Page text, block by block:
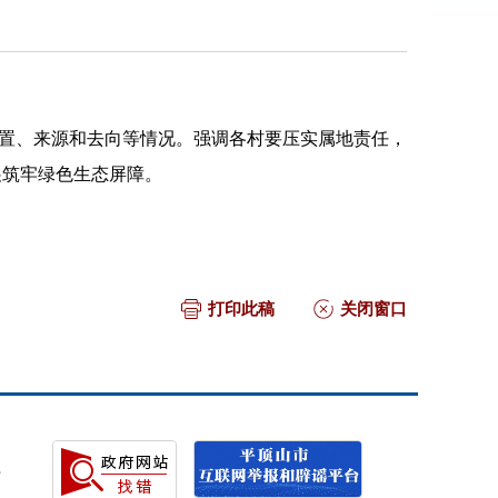
来源和去向等情况。强调各村要压实属地责任，
牢绿色生态屏障。
打印此稿 关闭窗口